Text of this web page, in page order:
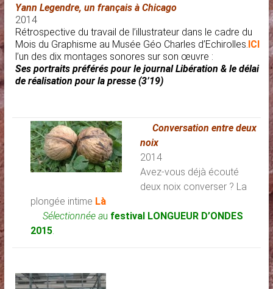
Yann Legendre, un français à Chicago
2014
Rétrospective du travail de l’illustrateur dans le cadre du
Mois du Graphisme au Musée Géo Charles d’Echirolles. ICI
l’un des dix montages sonores sur son œuvre :
Ses portraits préférés pour le journal Libération & le délai
de réalisation pour la presse (3’19)
Conversation entre deux
noix
2014
Avez-vous déjà écouté
deux noix converser ? La
plongée intime Là
Sélectionnée au festival LONGUEUR D’ONDES
2015.